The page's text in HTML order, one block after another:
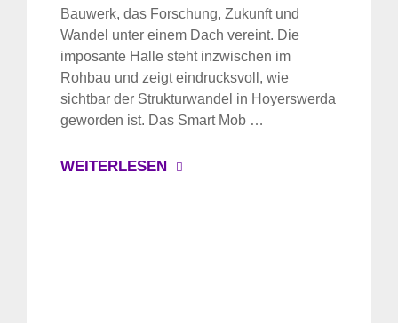
Bauwerk, das Forschung, Zukunft und
Wandel unter einem Dach vereint. Die
imposante Halle steht inzwischen im
Rohbau und zeigt eindrucksvoll, wie
sichtbar der Strukturwandel in Hoyerswerda
geworden ist. Das Smart Mob …
WEITERLESEN